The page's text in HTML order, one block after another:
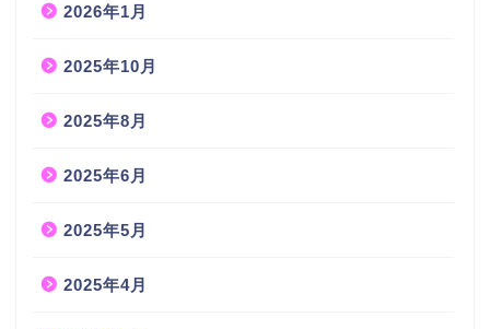
2026年1月
2025年10月
2025年8月
2025年6月
2025年5月
2025年4月